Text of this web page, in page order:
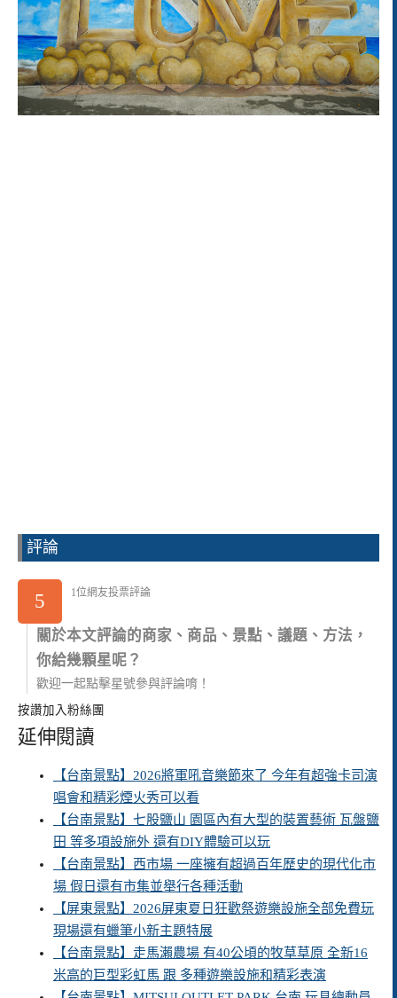
評論
5 1位網友投票評論
關於本文評論的商家、商品、景點、議題、方法，
你給幾顆星呢？
歡迎一起點擊星號參與評論唷！
按讚加入粉絲團
延伸閱讀
【台南景點】2026將軍吼音樂節來了 今年有超強卡司演
唱會和精彩煙火秀可以看
【台南景點】七股鹽山 園區內有大型的裝置藝術 瓦盤鹽
田 等多項設施外 還有DIY體驗可以玩
【台南景點】西市場 一座擁有超過百年歷史的現代化市
場 假日還有市集並舉行各種活動
【屏東景點】2026屏東夏日狂歡祭遊樂設施全部免費玩
現場還有蠟筆小新主題特展
【台南景點】走馬瀨農場 有40公頃的牧草草原 全新16
米高的巨型彩虹馬 跟 多種遊樂設施和精彩表演